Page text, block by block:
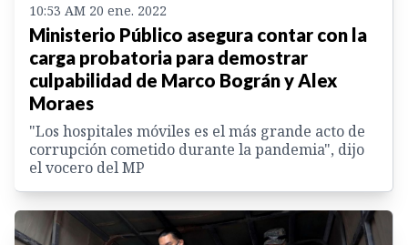
10:53 AM 20 ene. 2022
Ministerio Público asegura contar con la
carga probatoria para demostrar
culpabilidad de Marco Bográn y Alex
Moraes
"Los hospitales móviles es el más grande acto de
corrupción cometido durante la pandemia", dijo
el vocero del MP